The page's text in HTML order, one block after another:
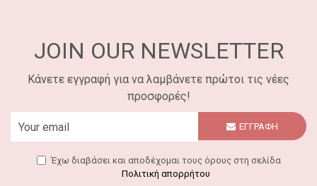
JOIN OUR NEWSLETTER
Κάνετε εγγραφή για να λαμβάνετε πρώτοι τις νέες
προσφορές!
ΕΓΓΡΑΦΗ
Έχω διαβάσει και αποδέχομαι τους όρους στη σελίδα
Πολιτική απορρήτου